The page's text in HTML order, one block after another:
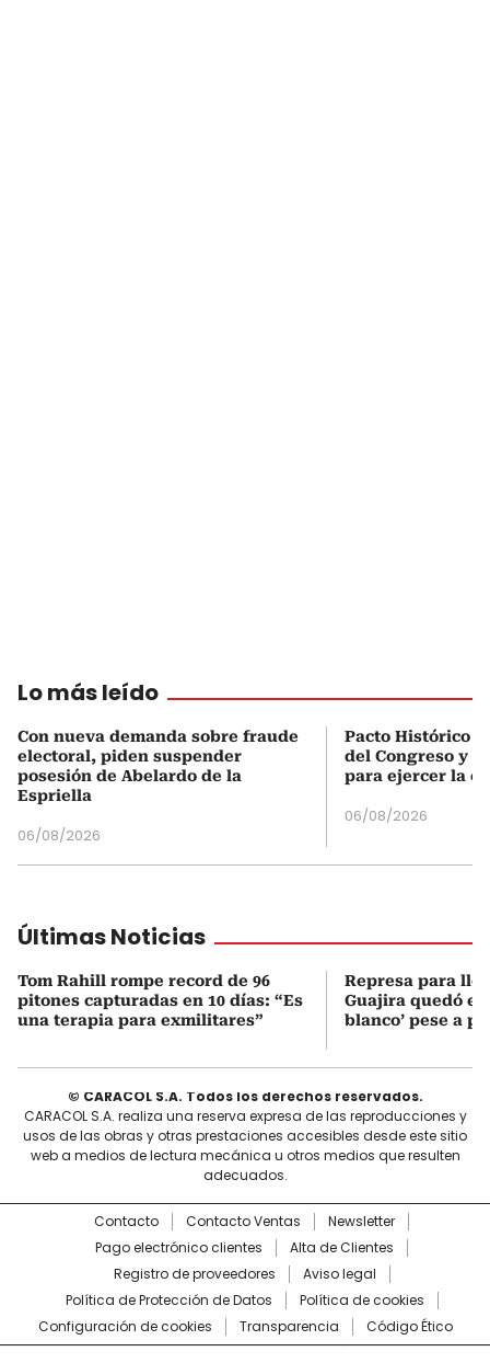
Lo más leído
Con nueva demanda sobre fraude
electoral, piden suspender
posesión de Abelardo de la
Espriella
06/08/2026
Pacto Histórico
del Congreso y
para ejercer la
06/08/2026
Últimas Noticias
Tom Rahill rompe record de 96
pitones capturadas en 10 días: “Es
una terapia para exmilitares”
Represa para
Guajira quedó en
blanco’ pese a
© CARACOL S.A. Todos los derechos reservados.
CARACOL S.A. realiza una reserva expresa de las reproducciones y
usos de las obras y otras prestaciones accesibles desde este sitio
web a medios de lectura mecánica u otros medios que resulten
adecuados.
Contacto Contacto Ventas
Newsletter
Pago electrónico clientes
Alta de Clientes
Registro de proveedores
Aviso legal
Política de Protección de Datos
Política de cookies
Configuración de cookies
Transparencia Código Ético